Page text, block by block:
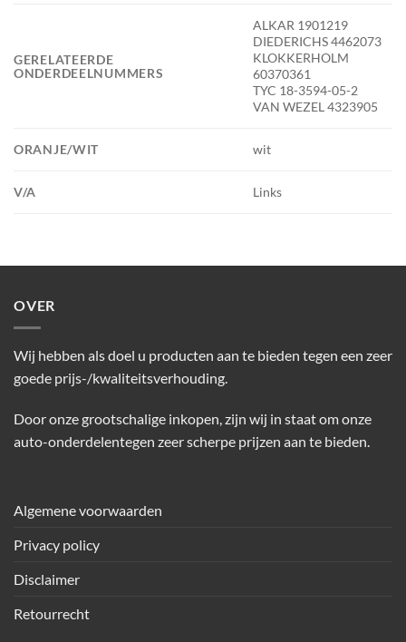
GERELATEERDE
ONDERDEELNUMMERS
ALKAR 1901219
DIEDERICHS 4462073
KLOKKERHOLM
60370361
TYC 18-3594-05-2
VAN WEZEL 4323905
ORANJE/WIT wit
V/A Links
OVER
Wij hebben als doel u producten aan te bieden tegen een zeer
goede prijs-/kwaliteitsverhouding.
Door onze grootschalige inkopen, zijn wij in staat om onze
auto-onderdelentegen zeer scherpe prijzen aan te bieden.
Algemene voorwaarden
Privacy policy
Disclaimer
Retourrecht